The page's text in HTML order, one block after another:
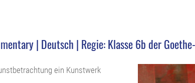
| Deutsch | Regie: Klasse 6b der
ein Kunstwerk